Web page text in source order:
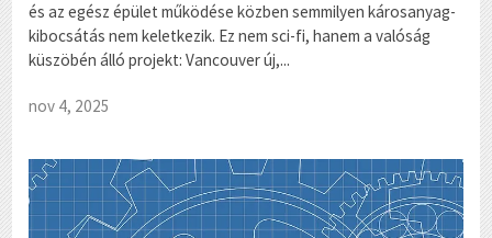
és az egész épület működése közben semmilyen károsanyag-
kibocsátás nem keletkezik. Ez nem sci-fi, hanem a valóság
küszöbén álló projekt: Vancouver új,...
nov 4, 2025